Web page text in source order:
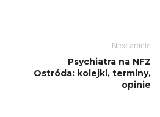
Next article
Psychiatra na NFZ
Ostróda: kolejki, terminy,
opinie